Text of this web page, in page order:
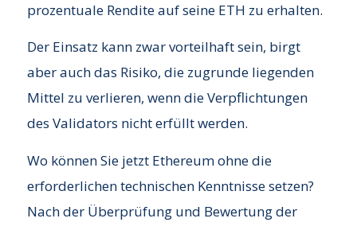
prozentuale Rendite auf seine ETH zu erhalten.
Der Einsatz kann zwar vorteilhaft sein, birgt
aber auch das Risiko, die zugrunde liegenden
Mittel zu verlieren, wenn die Verpflichtungen
des Validators nicht erfüllt werden.
Wo können Sie jetzt Ethereum ohne die
erforderlichen technischen Kenntnisse setzen?
Nach der Überprüfung und Bewertung der